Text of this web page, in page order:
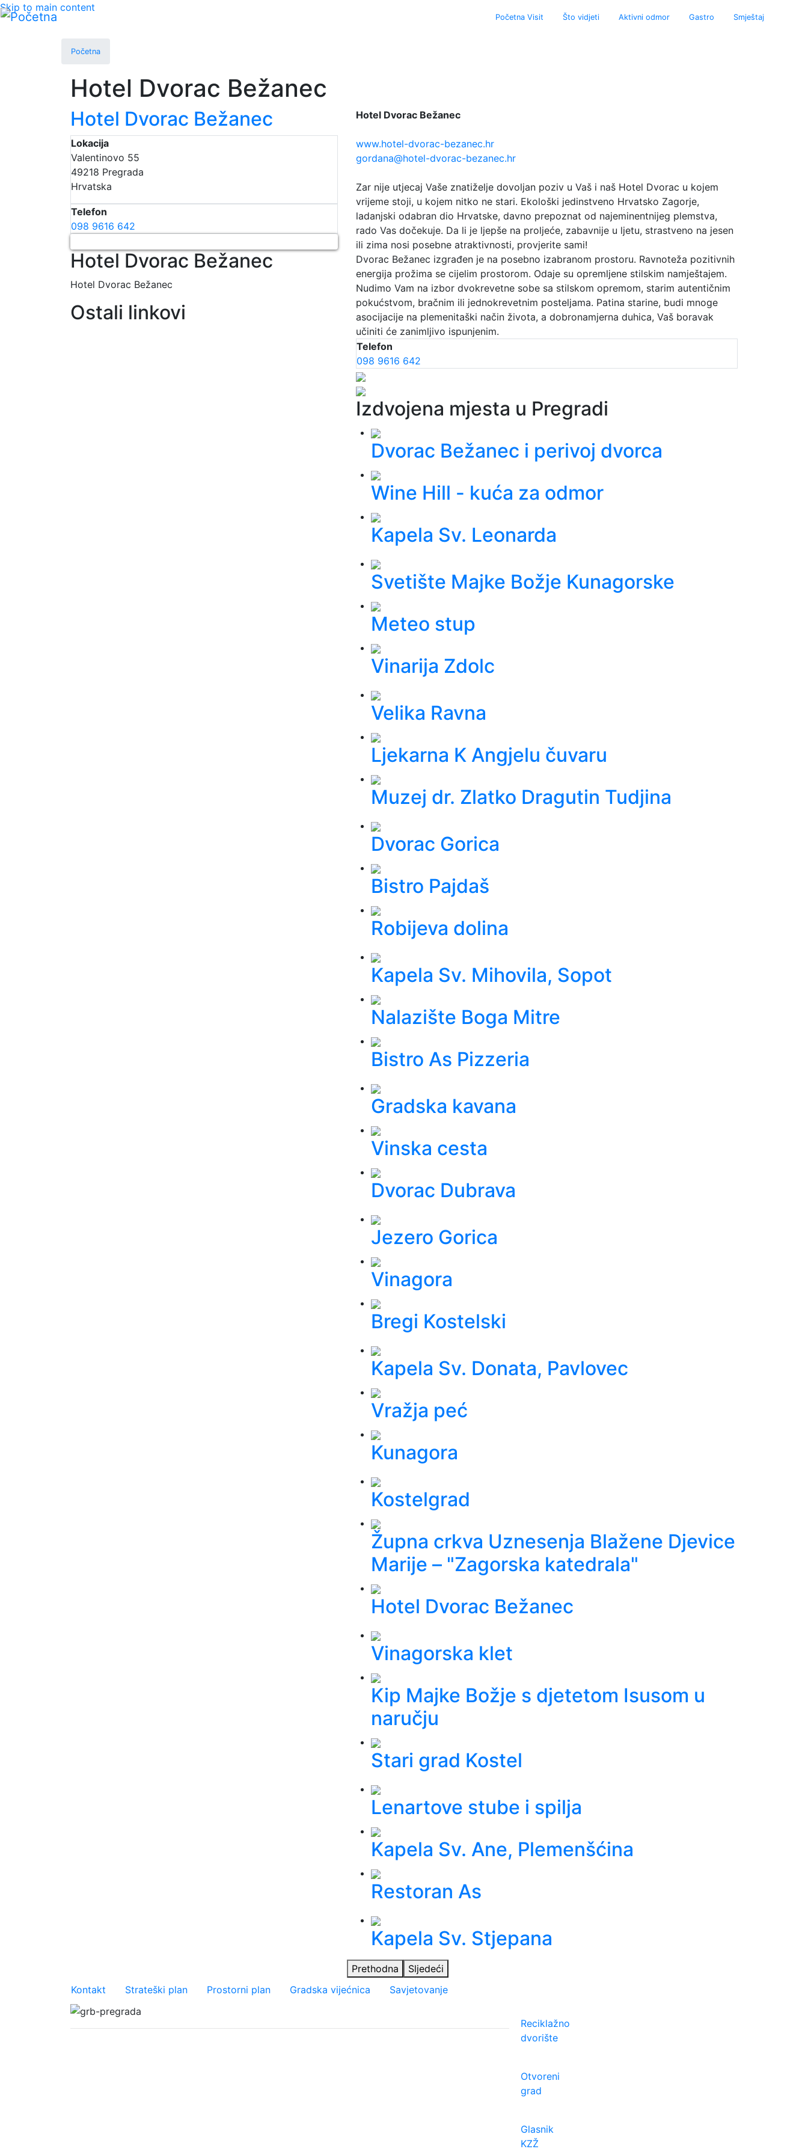
Skip to main content Turizam
Početna Visit Što vidjeti Aktivni odmor Gastro Smještaj
Početna
Hotel Dvorac Bežanec
Hotel Dvorac Bežanec
www.hotel-dvorac-bezanec.hr
gordana@hotel-dvorac-bezanec.hr
Zar nije utjecaj Vaše znatiželje dovoljan poziv u Vaš i naš Hotel Dvorac u kojem
vrijeme stoji, u kojem nitko ne stari. Ekološki jedinstveno Hrvatsko Zagorje,
ladanjski odabran dio Hrvatske, davno prepoznat od najeminentnijeg plemstva,
rado Vas dočekuje. Da li je ljepše na proljeće, zabavnije u ljetu, strastveno na jesen
ili zima nosi posebne atraktivnosti, provjerite sami!
Dvorac Bežanec izgrađen je na posebno izabranom prostoru. Ravnoteža pozitivnih
energija prožima se cijelim prostorom. Odaje su opremljene stilskim namještajem.
Nudimo Vam na izbor dvokrevetne sobe sa stilskom opremom, starim autentičnim
pokućstvom, bračnim ili jednokrevetnim posteljama. Patina starine, budi mnoge
asocijacije na plemenitaški način života, a dobronamjerna duhica, Vaš boravak
učiniti će zanimljivo ispunjenim.
Telefon
098 9616 642
Izdvojena mjesta u Pregradi
Dvorac Bežanec i perivoj dvorca
Wine Hill - kuća za odmor
Kapela Sv. Leonarda
Svetište Majke Božje Kunagorske
Meteo stup
Vinarija Zdolc
Velika Ravna
Ljekarna K Angjelu čuvaru
Muzej dr. Zlatko Dragutin Tudjina
Dvorac Gorica
Bistro Pajdaš
Robijeva dolina
Kapela Sv. Mihovila, Sopot
Nalazište Boga Mitre
Bistro As Pizzeria
Gradska kavana
Vinska cesta
Dvorac Dubrava
Jezero Gorica
Vinagora
Bregi Kostelski
Kapela Sv. Donata, Pavlovec
Vražja peć
Kunagora
Kostelgrad
Župna crkva Uznesenja Blažene Djevice
Marije – "Zagorska katedrala"
Hotel Dvorac Bežanec
Vinagorska klet
Kip Majke Božje s djetetom Isusom u
naručju
Stari grad Kostel
Lenartove stube i spilja
Kapela Sv. Ane, Plemenšćina
Restoran As
Kapela Sv. Stjepana
Prethodna Sljedeći
Hotel Dvorac Bežanec
Lokacija
Valentinovo 55
49218 Pregrada
Hrvatska
Telefon
098 9616 642
Hotel Dvorac Bežanec
Hotel Dvorac Bežanec
Ostali linkovi
Važniji linkovi
Kontakt Strateški plan Prostorni plan Gradska vijećnica Savjetovanje
Reciklažno
dvorište
Otvoreni
grad
Glasnik
KZŽ